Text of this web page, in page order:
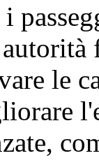
le